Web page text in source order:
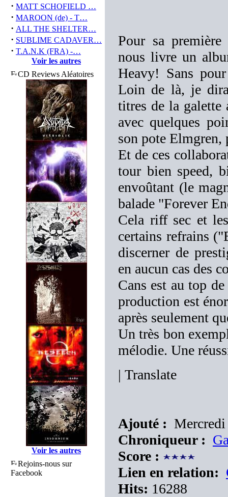
· MATT SCHOFIELD …
· MAROON (de) - T…
· ALL THE SHELTER…
· SUBLIME CADAVER…
· T.A.N.K (FRA) -…
Voir les autres
CD Reviews Aléatoires
Voir les autres
Rejoins-nous sur
Facebook
Pour sa
nous livre un
Heavy! Sans
Loin de là, je
titres de la galette
avec quelques
son pote Elmgren,
Et de ces
tour bien speed,
envoûtant (le
balade "Forever
Cela riff sec et
certains refrains
discerner de
en aucun cas des
Cans est au top
production est
après seulement
Un très bon
mélodie. Une
| Translate
Ajouté :
Chroniqueur :
Score :
Lien en relation:
Hits: 16288